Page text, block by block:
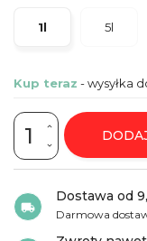
1l 5l
Kup teraz - wysyłka
local_shipping
Dostawa od
Darmowa